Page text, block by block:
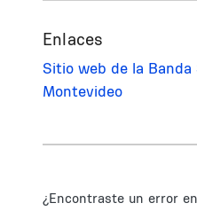
Enlaces
Sitio web de la
Montevideo
¿Encontraste un error